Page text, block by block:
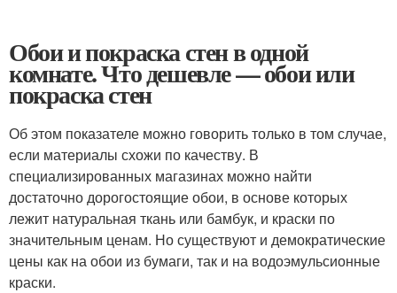
Обои и покраска стен в одной
комнате. Что дешевле — обои или
покраска стен
Об этом показателе можно говорить только в том случае,
если материалы схожи по качеству. В
специализированных магазинах можно найти
достаточно дорогостоящие обои, в основе которых
лежит натуральная ткань или бамбук, и краски по
значительным ценам. Но существуют и демократические
цены как на обои из бумаги, так и на водоэмульсионные
краски.